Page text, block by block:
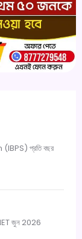
প্রতি বছর
NET জুন 2026